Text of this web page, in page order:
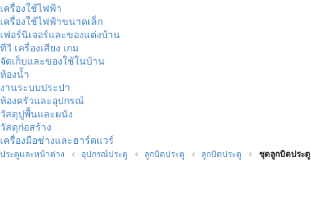
เครื่องใช้ไฟฟ้า
เครื่องใช้ไฟฟ้าขนาดเล็ก
เฟอร์นิเจอร์และของแต่งบ้าน
ทีวี เครื่องเสียง เกม
จัดเก็บและของใช้ในบ้าน
ห้องน้ำ
งานระบบประปา
ห้องครัวและอุปกรณ์
วัสดุปูพื้นและผนัง
วัสดุก่อสร้าง
เครื่องมือช่างและฮาร์ดแวร์
ประตูและหน้าต่าง อุปกรณ์ประตู ลูกบิดประตู ลูกบิดประตู ชุดลูกบิดประตู